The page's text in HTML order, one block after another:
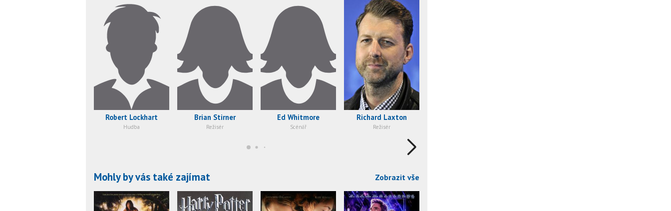
Robert Lockhart
Hudba
Brian Stirner
Režisér
Ed Whitmore
Scénář
Richard Laxton
Režisér
Mohly by vás také zajímat Zobrazit vše